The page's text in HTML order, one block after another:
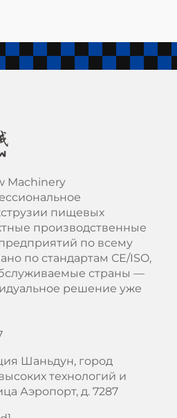
Machinery
пищевых
производственные
по всему
по стандартам СЕ/ISO,
страны —
решение уже
Шаньдун, город
технологий и
Аэропорт, д. 7287